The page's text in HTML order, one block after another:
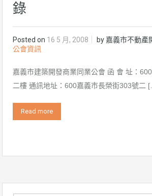
錄
Posted on 16 5 月, 2008 by 嘉義市不動產
公會資訊
嘉義市建築開發商業同業公會 函 會 址：
二樓 通訊地址：600嘉義市長榮街303號二
Read more